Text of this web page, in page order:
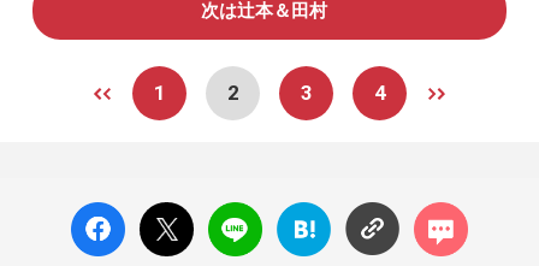
次は辻本＆田村
1 2 3 4
facebo
ok い
X ポス
ト
LINE
はてな
ブック
コメン
ト